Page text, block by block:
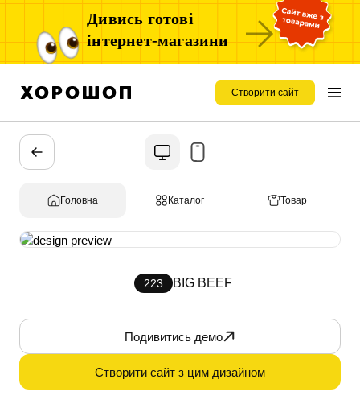
Дивись готові
інтернет-магазини
Створити сайт
Головна Каталог Товар
223 BIG BEEF
Подивитись демо
Створити сайт з цим дизайном